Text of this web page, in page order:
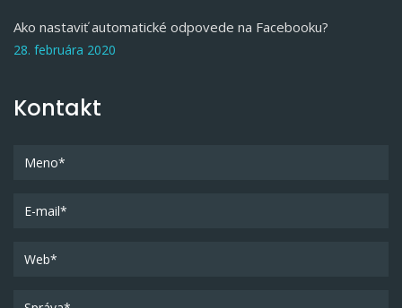
Ako nastaviť automatické odpovede na Facebooku?
28. februára 2020
Kontakt